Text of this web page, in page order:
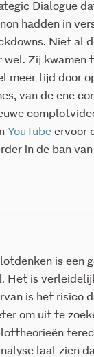
Dialogue
hadden in
Niet al
wel. Zij
meer tijd door
van de ene
YouTube ervoor
in de ban
is een
is
is het risico
om uit te
laat zien